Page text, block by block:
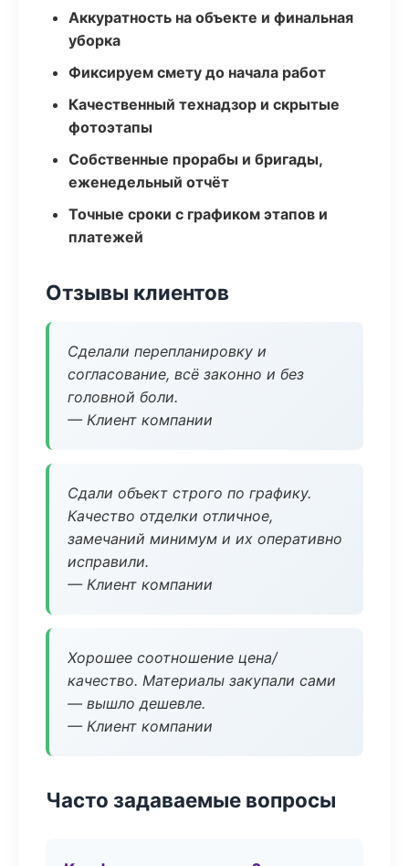
Аккуратность на объекте и финальная
уборка
Фиксируем смету до начала работ
Качественный технадзор и скрытые
фотоэтапы
Собственные прорабы и бригады,
еженедельный отчёт
Точные сроки с графиком этапов и
платежей
Отзывы клиентов
Сделали перепланировку и
согласование, всё законно и без
головной боли.
— Клиент компании
Сдали объект строго по графику.
Качество отделки отличное,
замечаний минимум и их оперативно
исправили.
— Клиент компании
Хорошее соотношение цена/
качество. Материалы закупали сами
— вышло дешевле.
— Клиент компании
Часто задаваемые вопросы